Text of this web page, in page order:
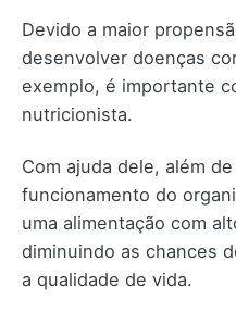
Devido a maior
desenvolver doenças
exemplo, é importante
nutricionista.
Com ajuda dele, além
funcionamento do
uma alimentação com
diminuindo as chances
a qualidade de vida.